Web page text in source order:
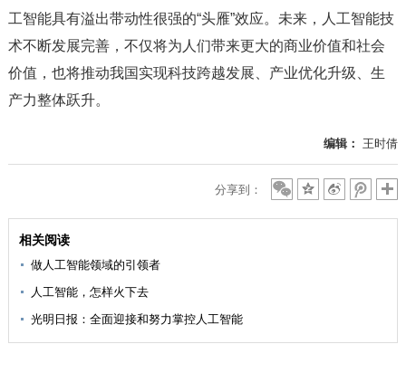
工智能具有溢出带动性很强的“头雁”效应。未来，人工智能技
术不断发展完善，不仅将为人们带来更大的商业价值和社会
价值，也将推动我国实现科技跨越发展、产业优化升级、生
产力整体跃升。
编辑： 王时倩
分享到：
相关阅读
做人工智能领域的引领者
人工智能，怎样火下去
光明日报：全面迎接和努力掌控人工智能